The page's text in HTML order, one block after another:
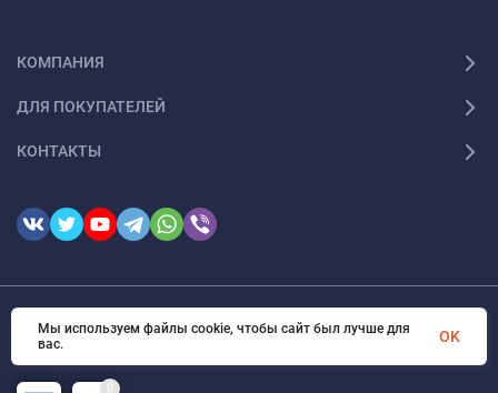
КОМПАНИЯ
ДЛЯ ПОКУПАТЕЛЕЙ
КОНТАКТЫ
© 2026 FotomarketSu Все права защищены
0
Мы используем файлы cookie, чтобы сайт был лучше для
вас.
OK